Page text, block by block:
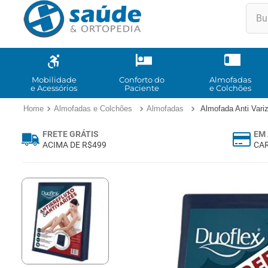
Mobilidade
e Acessórios
Conforto do
Paciente
Almofadas
e Colchões
Almofadas e Colchões Almofadas Almofada Anti
FRETE GRÁTIS
ACIMA DE R$499
EM
3º
5º
10